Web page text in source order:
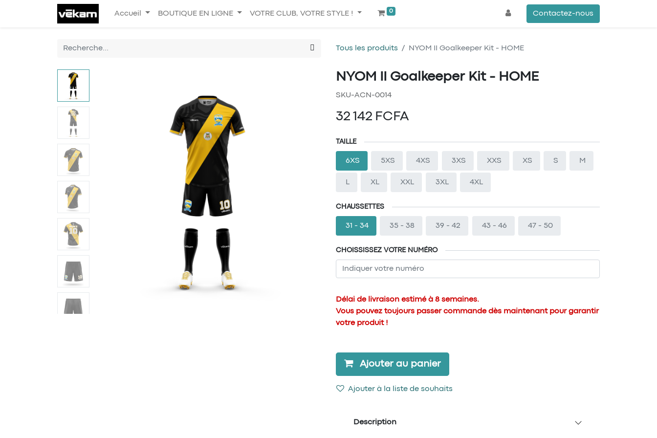
Accueil BOUTIQUE EN LIGNE VOTRE CLUB, VOTRE STYLE ! 0 Contactez-nous
Tous les produits NYOM II Goalkeeper Kit - HOME
NYOM II Goalkeeper Kit - HOME
SKU-ACN-0014
32 142 FCFA
TAILLE
6XS 5XS 4XS 3XS XXS XS S M
L XL XXL 3XL 4XL
CHAUSSETTES
31 - 34 35 - 38 39 - 42 43 - 46 47 - 50
CHOISSISSEZ VOTRE NUMÉRO
Délai de livraison estimé à 8 semaines.
Vous pouvez toujours passer commande dès maintenant pour garantir
votre produit !
Ajouter au panier
Ajouter à la liste de souhaits
Description